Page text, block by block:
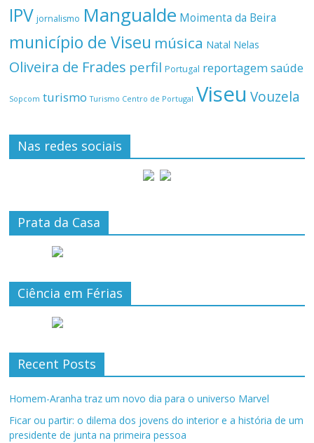
IPV jornalismo Mangualde Moimenta da Beira
município de Viseu música Natal Nelas
Oliveira de Frades perfil Portugal reportagemsaúde
Sopcom turismo Turismo Centro de Portugal Viseu Vouzela
Nas redes sociais
Prata da Casa
Ciência em Férias
Recent Posts
Homem-Aranha traz um novo dia para o universo Marvel
Ficar ou partir: o dilema dos jovens do interior e a história de um
presidente de junta na primeira pessoa